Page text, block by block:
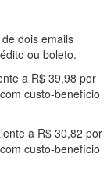
dois emails
ou boleto.
a R$ 39,98 por
custo-benefício
a R$ 30,82 por
custo-benefício